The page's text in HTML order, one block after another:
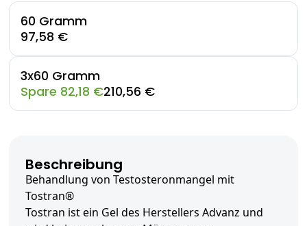
60 Gramm
97,58 €
3x60 Gramm
Spare 82,18 €210,56 €
Beschreibung
Behandlung von Testosteronmangel mit
Tostran®
Tostran ist ein Gel des Herstellers Advanz und